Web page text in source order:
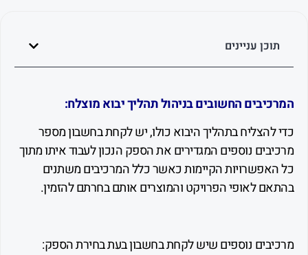
עניינים
החשובים בניהול תהליך יבוא מוצלח:
בתהליך היבוא כולו, יש לקחת בחשבון מספר
נוספים המגדירים את הספק הנכון לעבוד איתו מתוך
הקיימות כאשר כלל המרכיבים משתנים
לאופי הפרויקט והמוצרים אותם בחרתם להזמין.
נוספים שיש לקחת בחשבון בעת בחירת הספק: